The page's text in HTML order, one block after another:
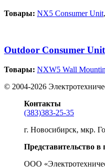
Товары: NX5 Consumer Unit,
Outdoor Consumer Unit
Товары: NXW5 Wall
© 2004-2026
Контакты
(383)383-25-35
г. Новосибирск, мкр.
Представительство в
ООО